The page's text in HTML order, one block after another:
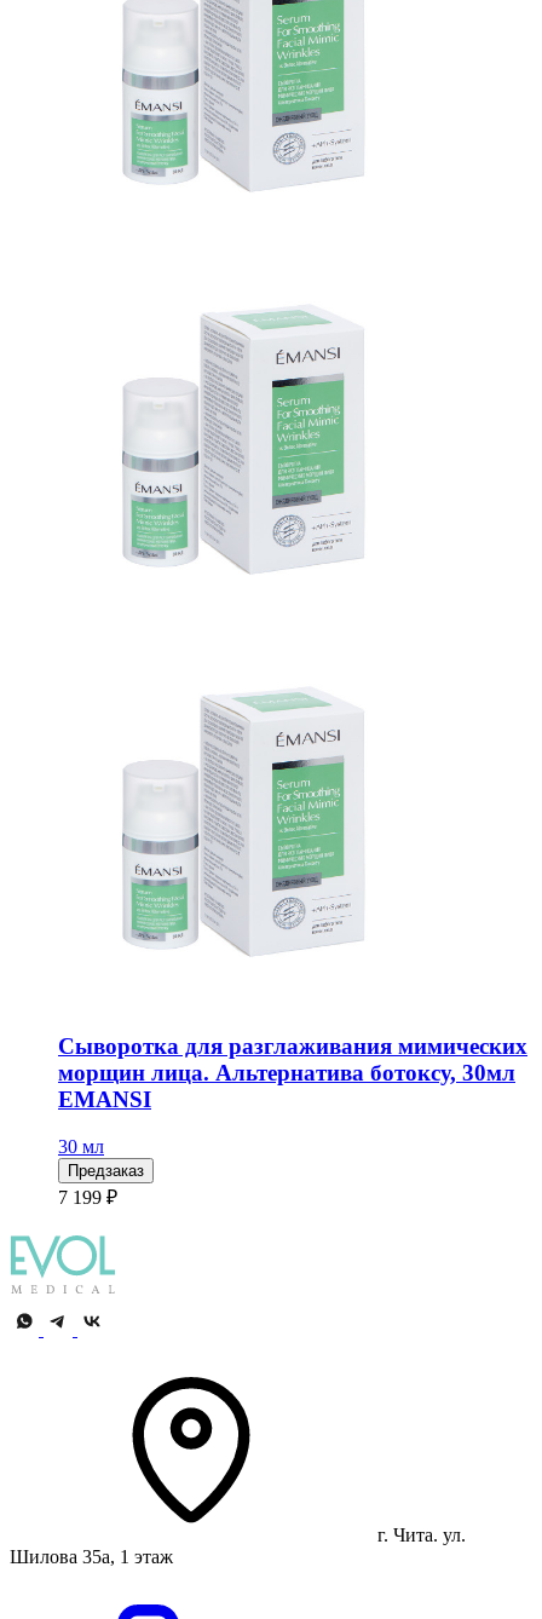
Сыворотка для разглаживания мимических
морщин лица. Альтернатива ботоксу, 30мл
EMANSI
30 мл
Предзаказ
7 199 ₽
г. Чита. ул.
Шилова 35а, 1 этаж